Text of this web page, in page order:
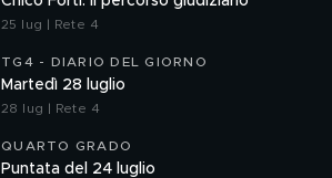
25 lug | Rete 4
TG4 - DIARIO DEL GIORNO
Martedì 28 luglio
28 lug | Rete 4
QUARTO GRADO
Puntata del 24 luglio